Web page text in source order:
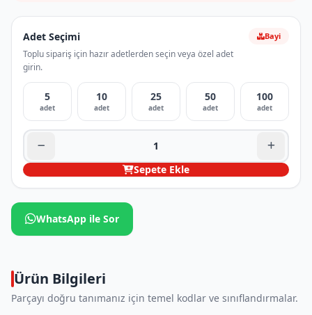
Adet Seçimi
Toplu sipariş için hazır adetlerden seçin veya özel adet
girin.
Bayi
5
adet
10
adet
25
adet
50
adet
100
adet
Sepete Ekle
WhatsApp ile Sor
Ürün Bilgileri
Parçayı doğru tanımanız için temel kodlar ve sınıflandırmalar.